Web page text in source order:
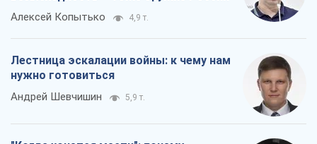
Алексей Копытько 4,9 т.
Лестница эскалации войны: к чему нам
нужно готовиться
Андрей Шевчишин 5,9 т.